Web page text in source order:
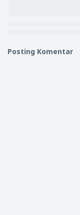
Posting Komentar